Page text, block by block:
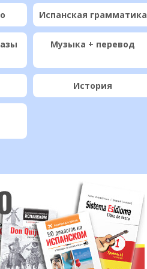
Испанская грамматика
Музыка + перевод
История